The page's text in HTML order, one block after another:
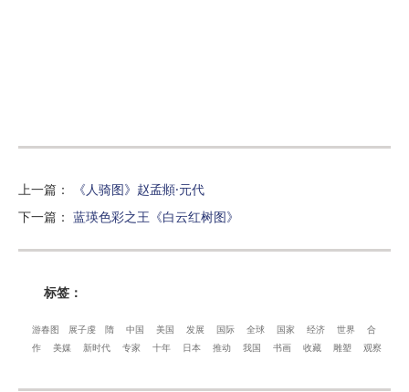
上一篇 ：
《人骑图》赵孟頫·元代
下一篇 ： 蓝瑛色彩之王《白云红树图》
标签：
游春图 展子虔 隋 中国 美国 发展 国际 全球 国家 经济 世界
合
作
美媒 新时代 专家 十年 日本 推动 我国 书画 收藏 雕塑 观察